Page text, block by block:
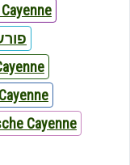
Cayenne